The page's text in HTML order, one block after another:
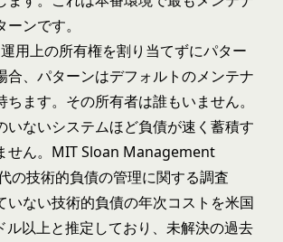
ンです。
用上の所有権を割り当てずにパター
合、パターンはデフォルトのメンテナ
ちます。その所有者は誰もいません。
いないシステムほど負債が速く蓄積す
せん。MIT Sloan Management
の技術的負債の管理に関する調査
いない技術的負債の年次コストを米国
ル以上と推定しており、未解決の過去